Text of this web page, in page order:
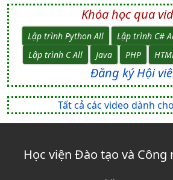
Khóa học qua
Lập trình Python All Lập trình C#
Lập trình C All
Java PHP
Đăng ký Hội
Tất cả các video dành
Học viện Đào tạo và Công